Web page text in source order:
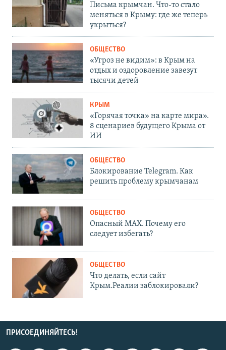
Письма крымчан. Что-то стало
меняться в Крыму: где же теперь
укрыться?
ОБЩЕСТВО
«Угроз не видим»: в Крым на
отдых и оздоровление завезут
тысячи детей
КРЫМ
«Горячая точка» на карте мира».
8 сценариев будущего Крыма от
ИИ
ОБЩЕСТВО
Блокирование Telegram. Как
решить проблему крымчанам
ОБЩЕСТВО
Опасный MAX. Почему его
следует избегать?
ОБЩЕСТВО
Что делать, если сайт
Крым.Реалии заблокировали?
ПРИСОЕДИНЯЙТЕСЬ!